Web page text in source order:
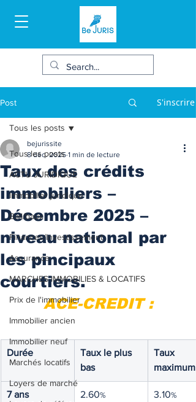
Post S'inscrire
Tous les posts
ACTU JURIDIQUE
Immobilier juridique
Bail/baux
Finances/Investissement
Assurance
MARCHES IMMOBILIES & LOCATIFS
Prix de l'immobilier
Immobilier ancien
Immobilier neuf
Marchés locatifs
Loyers de marché
Tous les posts
Taux des crédits
immobiliers –
Décembre 2025 –
niveau national par
les pincipaux
courtiers.
bejurissite
8 déc. 2025 1 min de lecture
ACE-CREDIT :
Durée
Taux le plus
bas
Taux
maximum
7 ans 2.60% 3.10%